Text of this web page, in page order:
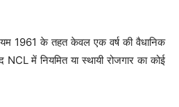
1961 के तहत केवल एक वर्ष की वैधानिक
में नियमित या स्थायी रोजगार का कोई